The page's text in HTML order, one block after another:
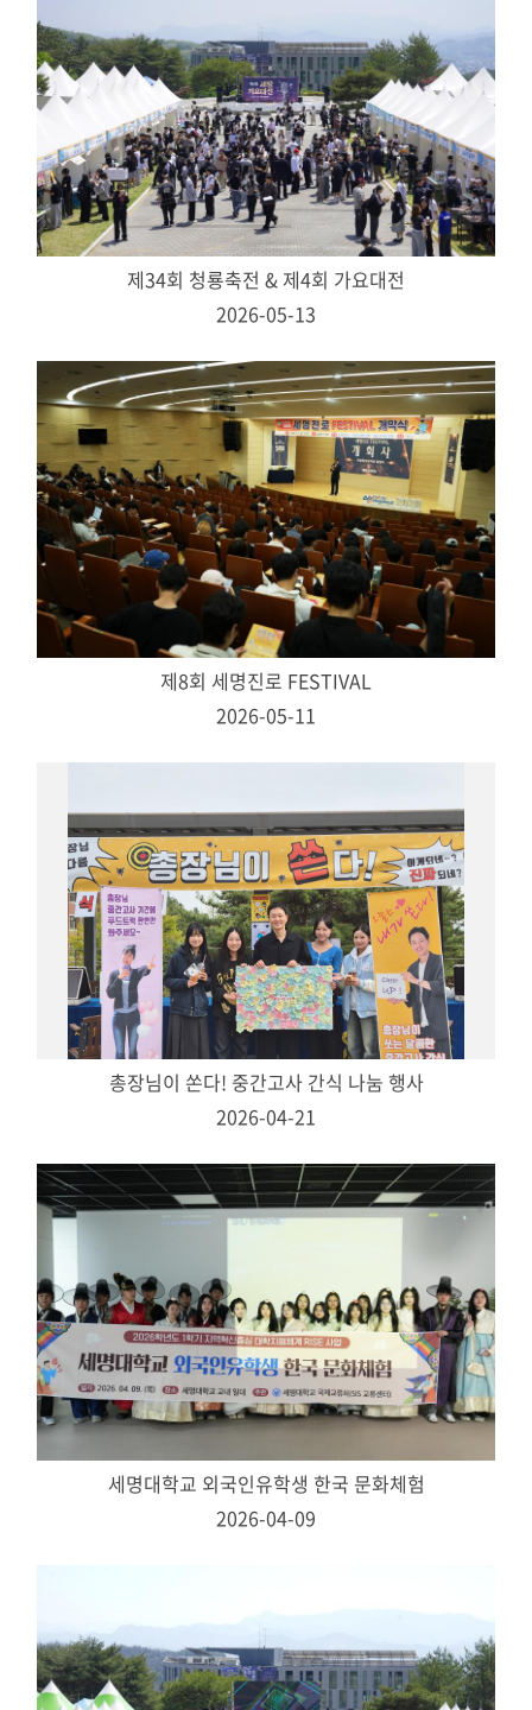
제34회 청룡축전 & 제4회 가요대전
2026-05-13
제8회 세명진로 FESTIVAL
2026-05-11
총장님이 쏜다! 중간고사 간식 나눔 행사
2026-04-21
세명대학교 외국인유학생 한국 문화체험
2026-04-09